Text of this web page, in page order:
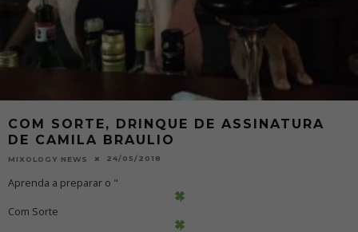
COM SORTE, DRINQUE DE ASSINATURA
DE CAMILA BRAULIO
MIXOLOGY NEWS 24/05/2018
Aprenda a preparar o "
Com Sorte